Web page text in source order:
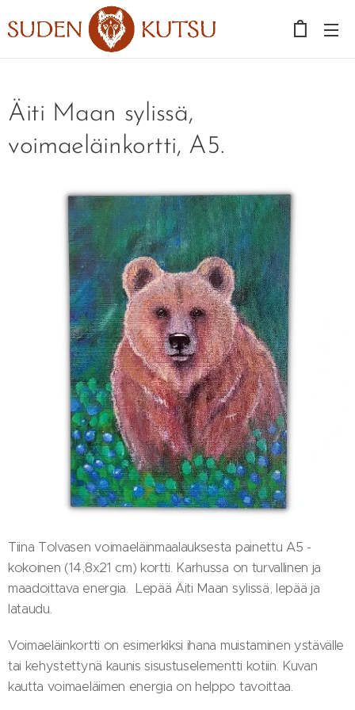
Äiti Maan sylissä,
voimaeläinkortti, A5.
Tiina Tolvasen voimaeläinmaalauksesta painettu A5 -
kokoinen (14,8x21 cm) kortti. Karhussa on turvallinen ja
maadoittava energia. Lepää Äiti Maan sylissä, lepää ja
lataudu.
Voimaeläinkortti on esimerkiksi ihana muistaminen ystävälle
tai kehystettynä kaunis sisustuselementti kotiin. Kuvan
kautta voimaeläimen energia on helppo tavoittaa.